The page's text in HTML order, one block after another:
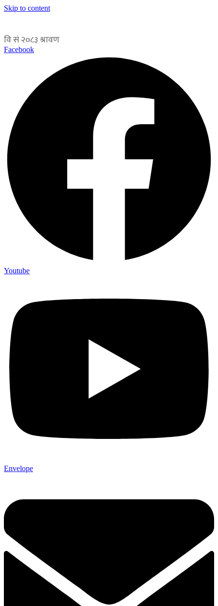
Skip to content
Facebook
Youtube
Envelope